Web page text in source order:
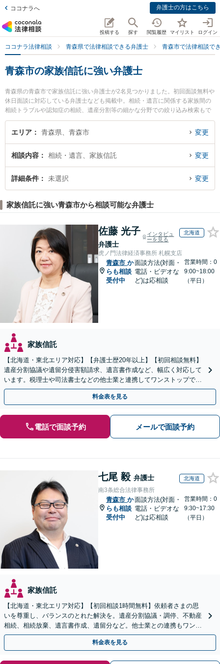
ココナラへ 弁護士の方はこちら
投稿する 探す 閲覧履歴 マイリスト ログイン
ココナラ法律相談 青森県で法律相談できる弁護士 青森市で法律相談で
青森市の家族信託に強い弁護士
青森県の青森市で家族信託に強い弁護士が2名見つかりました。初回面談無料や
休日面談に対応している弁護士なども掲載中。相続・遺言に関係する家族間の
相続トラブルや認知症の相続、遺産分割等の細かな分野での絞り込み検索もで
き便利です。特に青い森法律事務所の小澤 博之弁護士や須藤真悟法律事務所の
須藤 真悟弁護士のプロフィール情報や弁護士費用、強みなどが注目されていま
い』『初回相談無料で家族信託を法律相談できる青森市内の弁護士に相談予約
したい』などでお困りの相談者さんにおすすめです。
エリア 青森県、青森市 変更
相談内容 相続・遺言、家族信託 変更
詳細条件 未選択 変更
家族信託に強い青森市から相談可能な弁護士
佐藤 光子
弁護士
インタビュ
ーを見る
北海道
虎ノ門法律経済事務所 札幌支店
青森市 か
らも相談
受付中
面談方法(対面・
電話・ビデオな
ど)は応相談
営業時間：0
9:00~18:00
（平日）
家族信託
【北海道・東北エリア対応】【弁護士歴20年以上】【初回相談無料】
遺産分割協議や遺留分侵害額請求、遺言書作成など、幅広く対応して
います。税理士や司法書士などの他士業と連携してワンストップでの
解決が可能です。ぜひご相談ください。
料金表を見る
電話で面談予約 メールで面談予約
七尾 毅 弁護士 北海道
南3条総合法律事務所
青森市 か
らも相談
受付中
面談方法(対面・
電話・ビデオな
ど)は応相談
営業時間：0
9:30~17:30
（平日）
家族信託
【北海道・東北エリア対応】【初回相談1時間無料】依頼者さまの思
いを尊重し、バランスのとれた解決を。遺産分割協議・調停、不動産
相続、相続放棄、遺言書作成、遺留分など。他士業との連携もワンス
トップで対応します【休日・夜間面談OK】
料金表を見る